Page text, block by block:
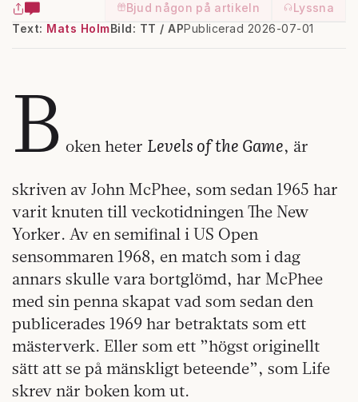
Bjud någon på artikeln
Lyssna
Text: Mats Holm Publicerad 2026-07-01
Bild: TT / AP
B oken heter Levels of the Game, är
skriven av John McPhee, som sedan 1965 har
varit knuten till veckotidningen The New
Yorker. Av en semifinal i US Open
sensommaren 1968, en match som i dag
annars skulle vara bortglömd, har McPhee
med sin penna skapat vad som sedan den
publicerades 1969 har betraktats som ett
mästerverk. Eller som ett ”högst originellt
sätt att se på mänskligt beteende”, som Life
skrev när boken kom ut.